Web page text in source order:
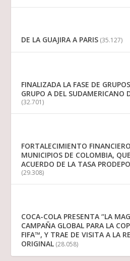
DE LA GUAJIRA A PARIS (35.127)
FINALIZADA LA FASE DE
GRUPO A DEL SUDAMERICANO
(32.701)
FORTALECIMIENTO
MUNICIPIOS DE COLOMBIA,
ACUERDO DE LA TASA
(29.308)
COCA-COLA PRESENTA “LA
CAMPAÑA GLOBAL PARA LA
FIFA™, Y TRAE DE VISITA A LA
ORIGINAL (28.058)